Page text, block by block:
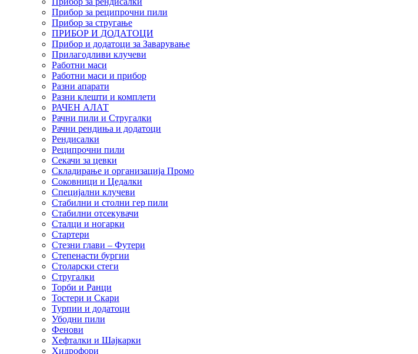
Прибор за реципрочни пили
Прибор за стругање
ПРИБОР И ДОДАТОЦИ
Прибор и додатоци за Заварување
Прилагодливи клучеви
Работни маси
Работни маси и прибор
Разни апарати
Разни клешти и комплети
РАЧЕН АЛАТ
Рачни пили и Стругалки
Рачни рендиња и додатоци
Рендисалки
Реципрочни пили
Секачи за цевки
Складирање и организација Промо
Соковници и Цедалки
Специјални клучеви
Стабилни и столни гер пили
Стабилни отсекувачи
Сталци и ногарки
Стартери
Стезни глави – Футери
Степенасти бургии
Столарски стеги
Стругалки
Торби и Ранци
Тостери и Скари
Турпии и додатоци
Убодни пили
Фенови
Хефталки и Шајкарки
Хидрофори